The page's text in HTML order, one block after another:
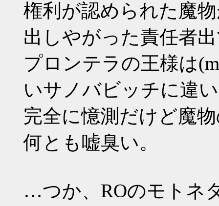
権利が認められた魔
出しやがった責任者
プロンテラの王様は
いサノバビッチに違
完全に憶測だけど魔
何とも嘘臭い。
…つか、ROのモトネ